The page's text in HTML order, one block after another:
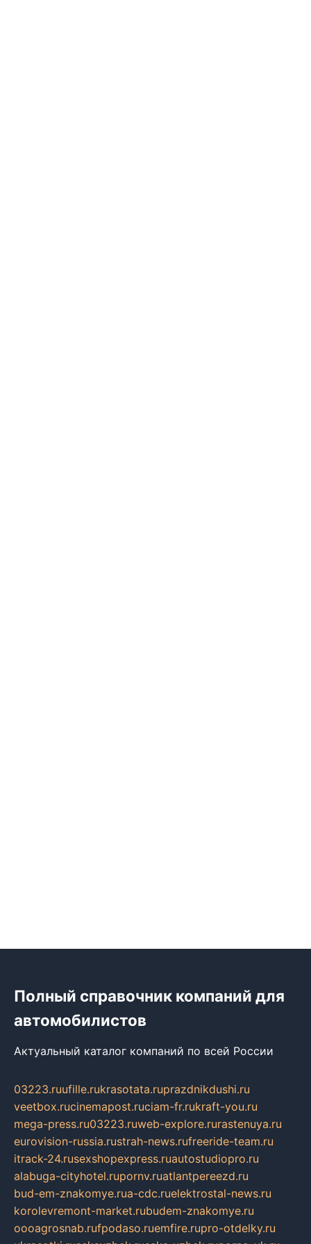
Полный справочник компаний для
автомобилистов
Актуальный каталог компаний по всей России
03223.ruufille.rukrasotata.ruprazdnikdushi.ru
veetbox.rucinemapost.ruciam-fr.rukraft-you.ru
mega-press.ru03223.ruweb-explore.rurastenuya.ru
eurovision-russia.rustrah-news.rufreeride-team.ru
itrack-24.rusexshopexpress.ruautostudiopro.ru
alabuga-cityhotel.rupornv.ruatlantpereezd.ru
bud-em-znakomye.rua-cdc.ruelektrostal-news.ru
korolevremont-market.rubudem-znakomye.ru
oooagrosnab.rufpodaso.ruemfire.rupro-otdelky.ru